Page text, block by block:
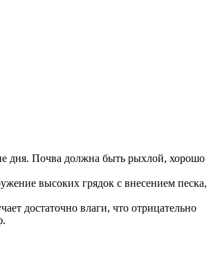
дня. Почва должна быть рыхлой, хорошо
высоких грядок с внесением песка,
достаточно влаги, что отрицательно